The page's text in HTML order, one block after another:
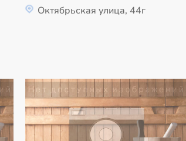
Октябрьская улица, 44г